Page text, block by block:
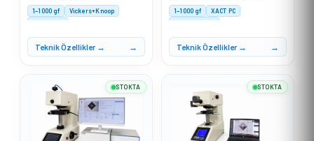
1–1000 gf
Vickers+Knoop
Motorised
Teknik Özellikler →
1–1000 gf
XACT PC
Auto Analysis
Teknik Özellikler →
STOKTA STOKTA